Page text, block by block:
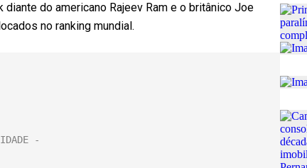
do americano Rajeev Ram e o britânico Joe
no ranking mundial.